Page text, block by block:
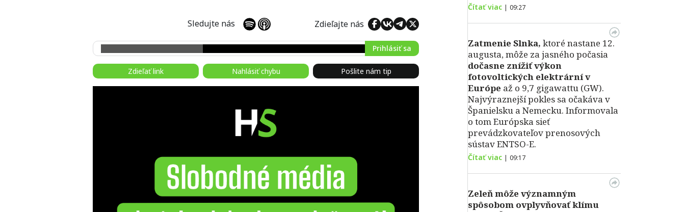
Sledujte nás Zdieľajte nás
Prihlásiť sa
Zdieľať link Nahlásiť chybu Pošlite nám tip
Čítať viac | 09:27
Zatmenie Slnka, ktoré nastane 12.
augusta, môže za jasného počasia
dočasne znížiť výkon
fotovoltických elektrární v
Európe až o 9,7 gigawattu (GW).
Najvýraznejší pokles sa očakáva v
Španielsku a Nemecku. Informovala
o tom Európska sieť
prevádzkovateľov prenosových
sústav ENTSO-E.
Čítať viac | 09:17
Zeleň môže významným
spôsobom ovplyvňovať klímu